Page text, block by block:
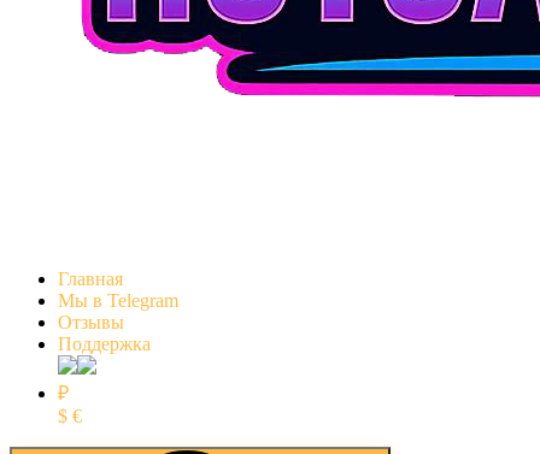
Главная
Мы в Telegram
Отзывы
Поддержка
₽
$ €